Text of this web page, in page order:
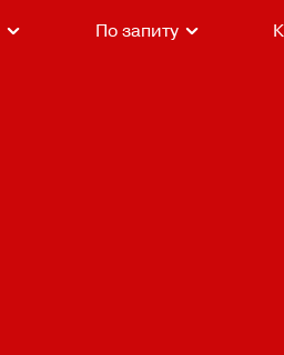
По запиту